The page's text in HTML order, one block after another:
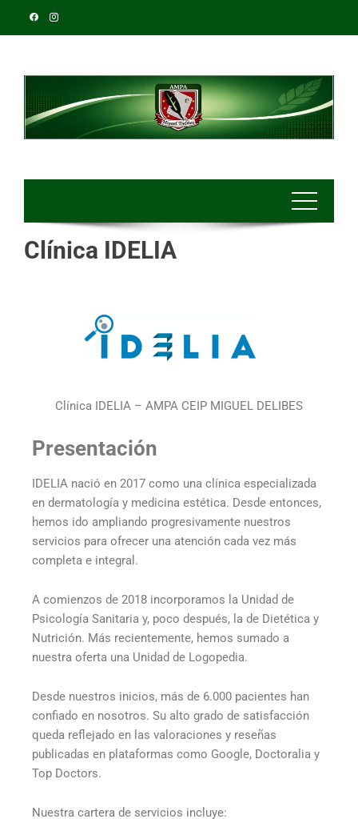
Clínica IDELIA
Clínica IDELIA – AMPA CEIP MIGUEL DELIBES
Presentación
IDELIA nació en 2017 como una clínica especializada
en dermatología y medicina estética. Desde entonces,
hemos ido ampliando progresivamente nuestros
servicios para ofrecer una atención cada vez más
completa e integral.
A comienzos de 2018 incorporamos la Unidad de
Psicología Sanitaria y, poco después, la de Dietética y
Nutrición. Más recientemente, hemos sumado a
nuestra oferta una Unidad de Logopedia.
Desde nuestros inicios, más de 6.000 pacientes han
confiado en nosotros. Su alto grado de satisfacción
queda reflejado en las valoraciones y reseñas
publicadas en plataformas como Google, Doctoralia y
Top Doctors.
Nuestra cartera de servicios incluye: